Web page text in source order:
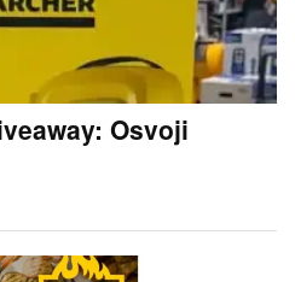
Osvoji